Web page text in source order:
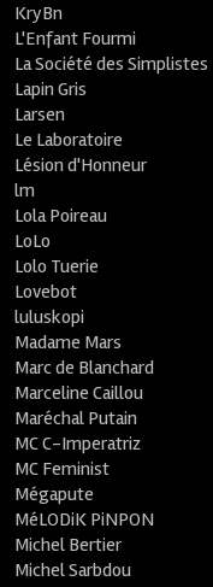
KryBn
L'Enfant Fourmi
La Société des Simplistes
Lapin Gris
Larsen
Le Laboratoire
Lésion d'Honneur
lm
Lola Poireau
LoLo
Lolo Tuerie
Lovebot
luluskopi
Madame Mars
Marc de Blanchard
Marceline Caillou
Maréchal Putain
MC C-Imperatriz
MC Feminist
Mégapute
MéLODiK PiNPON
Michel Bertier
Michel Sarbdou